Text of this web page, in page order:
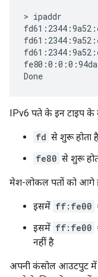
> ipaddr
IPv6 पते के इन टाइप के
fd से शुरू होता
fe80 से शुरू
मेश-लोकल पतों को आगे
इसमें ff:fe00
इसमें ff:fe00
नहीं है
अपनी कंसोल आउटपुट में